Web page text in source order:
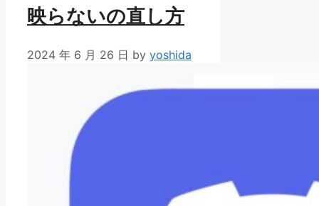
映らないの直し方
2024 年 6 月 26 日 by yoshida